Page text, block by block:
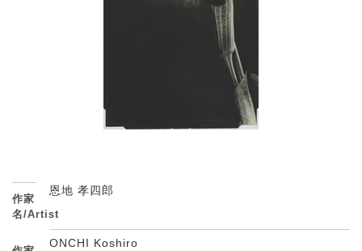
作家
名/Artist
恩地 孝四郎
ONCHI Koshiro